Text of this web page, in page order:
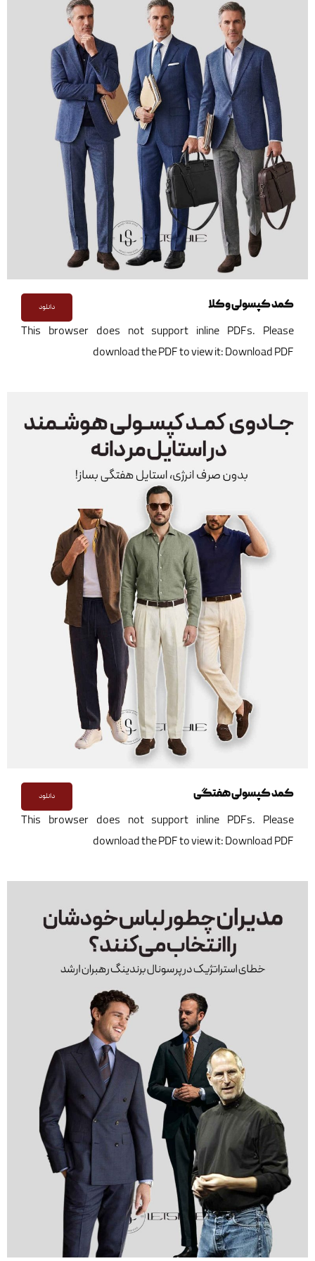
کمد کپسولی وکلا دانلود
This browser does not support inline PDFs. Please
download the PDF to view it:Download PDF
کمد کپسولی هفتگی دانلود
This browser does not support inline PDFs. Please
download the PDF to view it:Download PDF